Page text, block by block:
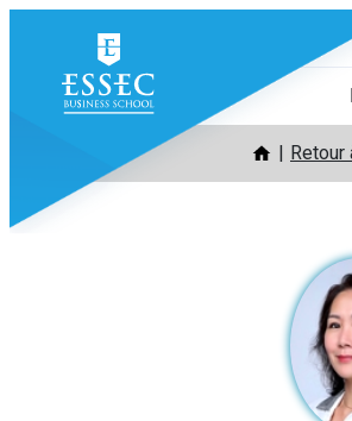
contenu
Retour